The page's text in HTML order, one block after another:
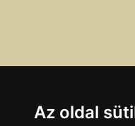
Az oldal